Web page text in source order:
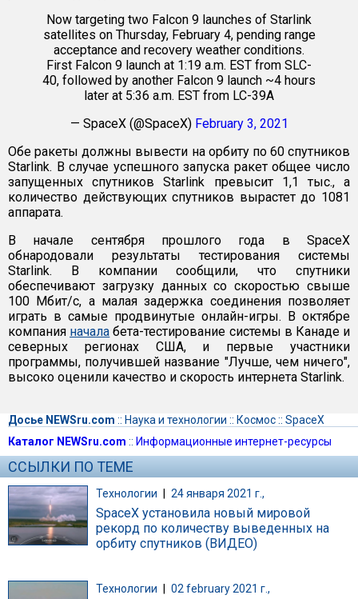
Now targeting two Falcon 9 launches of Starlink
satellites on Thursday, February 4, pending range
acceptance and recovery weather conditions.
First Falcon 9 launch at 1:19 a.m. EST from SLC-
40, followed by another Falcon 9 launch ~4 hours
later at 5:36 a.m. EST from LC-39A
— SpaceX (@SpaceX) February 3, 2021
Обе ракеты должны вывести на орбиту по 60 спутников
Starlink. В случае успешного запуска ракет общее число
запущенных спутников Starlink превысит 1,1 тыс., а
количество действующих спутников вырастет до 1081
аппарата.
В начале сентября прошлого года в SpaceX
обнародовали результаты тестирования системы
Starlink. В компании сообщили, что спутники
обеспечивают загрузку данных со скоростью свыше
100 Мбит/с, а малая задержка соединения позволяет
играть в самые продвинутые онлайн-игры. В октябре
компания начала бета-тестирование системы в Канаде и
северных регионах США, и первые участники
программы, получившей название "Лучше, чем ничего",
высоко оценили качество и скорость интернета Starlink.
Досье NEWSru.com :: Наука и технологии :: Космос:: SpaceX
Каталог NEWSru.com :: Информационные интернет-ресурсы
ССЫЛКИ ПО ТЕМЕ
Технологии | 24 января 2021 г.,
SpaceX установила новый мировой
рекорд по количеству выведенных на
орбиту спутников (ВИДЕО)
Технологии 02 february 2021 г.,